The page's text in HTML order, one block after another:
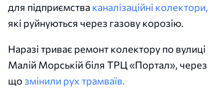
для підприємства каналізаційні колектори,
які руйнуються через газову корозію.
Наразі триває ремонт колектору по вулиці
Малій Морській біля ТРЦ «Портал», через
що змінили рух трамваїв.